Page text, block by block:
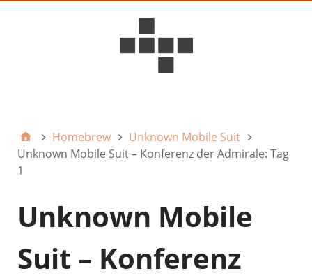
Homebrew
Unknown Mobile Suit
Unknown Mobile Suit – Konferenz der Admirale: Tag
1
Unknown Mobile
Suit – Konferenz